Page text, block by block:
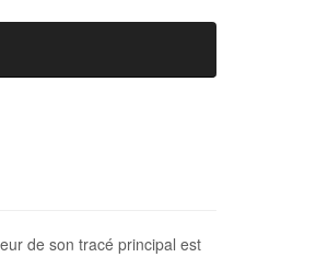
de son tracé principal est